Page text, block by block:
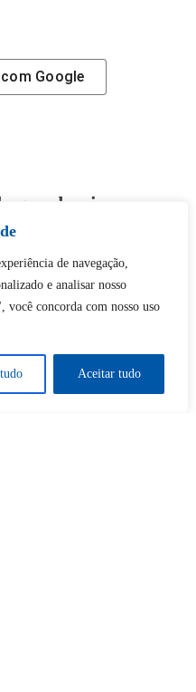
de navegação,
e analisar nosso
concorda com nosso uso
Aceitar tudo
Google
que deseja
publicação?
: 0